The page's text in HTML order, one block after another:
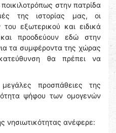
στην πατρίδα
της ιστορίας μας, οι
εξωτερικού και ειδικά
προοδεύουν εδώ στην
τα συμφέροντα της χώρας
θα πρέπει να
προσπάθειες της
ψήφου των ομογενών
νησιωτικότητας ανέφερε: